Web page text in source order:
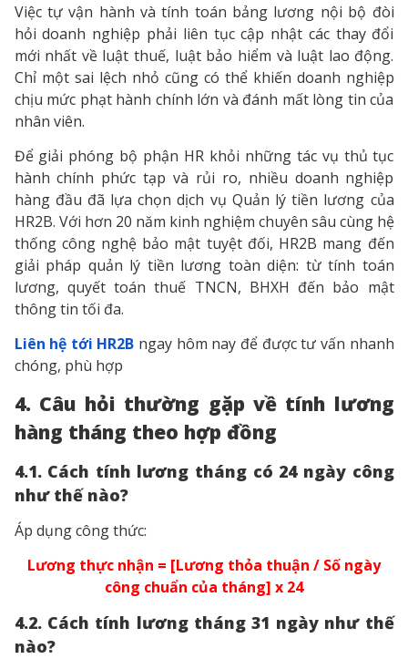
Việc tự vận hành và tính toán bảng lương nội bộ đòi
hỏi doanh nghiệp phải liên tục cập nhật các thay đổi
mới nhất về luật thuế, luật bảo hiểm và luật lao động.
Chỉ một sai lệch nhỏ cũng có thể khiến doanh nghiệp
chịu mức phạt hành chính lớn và đánh mất lòng tin của
nhân viên.
Để giải phóng bộ phận HR khỏi những tác vụ thủ tục
hành chính phức tạp và rủi ro, nhiều doanh nghiệp
hàng đầu đã lựa chọn dịch vụ Quản lý tiền lương của
HR2B. Với hơn 20 năm kinh nghiệm chuyên sâu cùng hệ
thống công nghệ bảo mật tuyệt đối, HR2B mang đến
giải pháp quản lý tiền lương toàn diện: từ tính toán
lương, quyết toán thuế TNCN, BHXH đến bảo mật
thông tin tối đa.
Liên hệ tới HR2B ngay hôm nay để được tư vấn nhanh
chóng, phù hợp
4. Câu hỏi thường gặp về tính lương
hàng tháng theo hợp đồng
4.1. Cách tính lương tháng có 24 ngày công
như thế nào?
Áp dụng công thức:
Lương thực nhận = [Lương thỏa thuận / Số ngày
công chuẩn của tháng] x 24
4.2. Cách tính lương tháng 31 ngày như thế
nào?